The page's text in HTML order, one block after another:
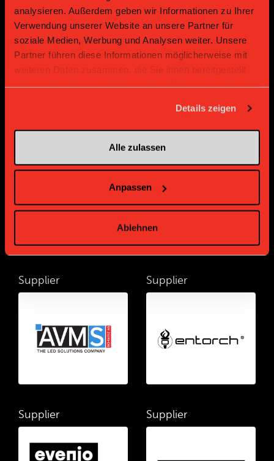
analysieren. Außerdem geben wir Informationen zu Ihrer
Verwendung unserer Website an unsere Partner für
soziale Medien, Werbung und Analysen weiter. Unsere
Partner führen diese Informationen möglicherweise mit
weiteren Daten zusammen, die Sie ihnen bereitgestellt
Details zeigen
Alle zulassen
Anpassen
Ablehnen
Gold Partner Gold Partner
Supplier Supplier
Supplier Supplier